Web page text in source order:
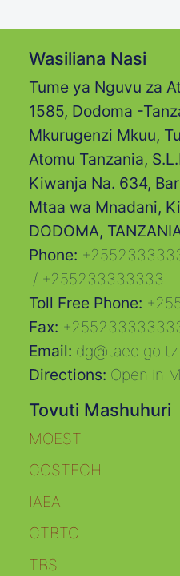
Wasiliana Nasi
Tume ya Nguvu za
1585, Dodoma -
Mkurugenzi Mkuu,
Atomu Tanzania,
Kiwanja Na. 634,
Mtaa wa Mnadani,
DODOMA,
Phone:
/ +255233333333
Toll Free Phone:
Fax:
Email: dg@taec.go.tz
Directions: Open in
Tovuti Mashuhuri
MOEST
COSTECH
IAEA
CTBTO
TBS